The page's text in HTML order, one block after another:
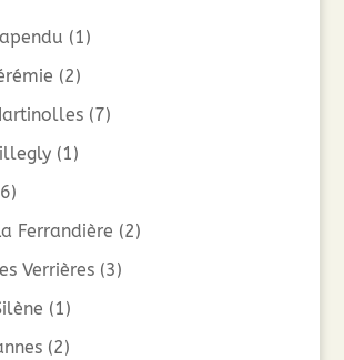
(1)
(2)
(7)
(1)
Ferrandière (2)
Verrières (3)
(1)
(2)